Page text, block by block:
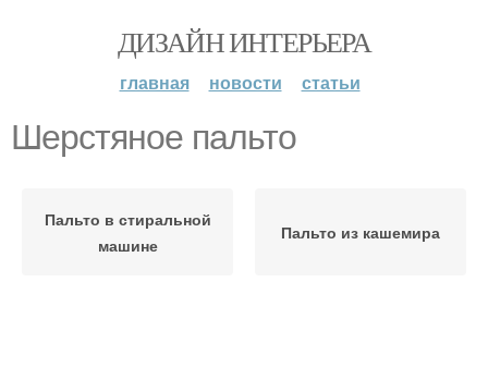
ДИЗАЙН ИНТЕРЬЕРА
главная новости статьи
Шерстяное пальто
Пальто в стиральной
машине
Пальто из кашемира